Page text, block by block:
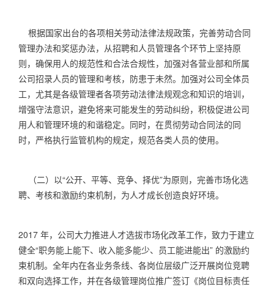
根据国家出台的各项相关劳动法律法规政策，完善劳动合同
管理办法和奖惩办法，从招聘和人员管理各个环节上坚持原
则，确保用人的规范性和合法合规性，加强对各营业部和所属
公司招录人员的管理和考核，防患于未然。加强对公司全体员
工，尤其是各级管理者各项劳动法律法规观念和知识的培训，
增强守法意识，避免将来可能发生的劳动纠纷，积极促进公司
用人和管理环境的和谐稳定。同时，在贯彻劳动合同法的同
时，严格执行监管机构的规定，规范各类人员的使用。
（二）以“公开、平等、竞争、择优”为原则，完善市场化选
聘、考核和激励约束机制，为人才成长创造良好环境。
2017 年，公司大力推进人才选拔市场化改革工作，致力于建立
健全“职务能上能下、收入能多能少、员工能进能出” 的激励约
束机制。全年内在各业务条线、各岗位层级广泛开展岗位竞聘
和双向选择工作，并在各级管理岗位推广签订《岗位目标责任